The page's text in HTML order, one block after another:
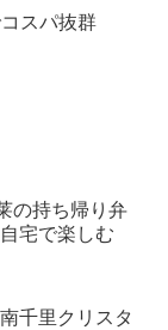
スパ抜群
の持ち帰り弁
宅で楽しむ
千里クリスタ